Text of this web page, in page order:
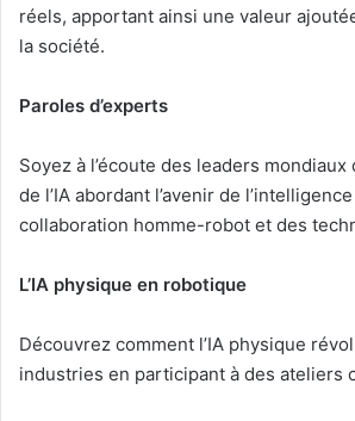
réels, apportant ainsi une valeur
la société.
Paroles d’experts
Soyez à l’écoute des leaders
de l’IA abordant l’avenir de
collaboration homme-robot et des
L’IA physique en robotique
Découvrez comment l’IA physique
industries en participant à des ateliers